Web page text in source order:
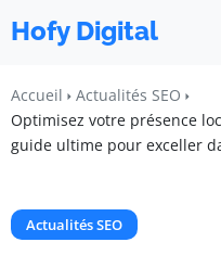
Hofy Digital
Accueil
Actualités SEO
Optimisez votre présence
guide ultime pour exceller
Actualités SEO